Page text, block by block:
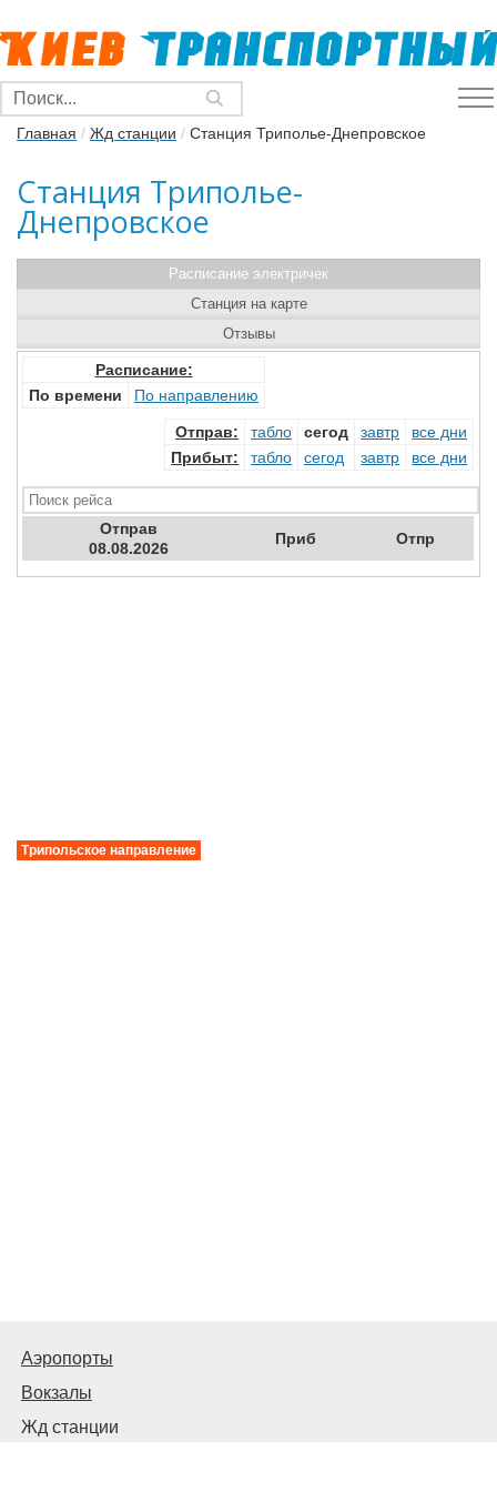
Главная / Жд станции / Станция Триполье-Днепровское
Станция Триполье-
Днепровское
Расписание электричек
Расписание:
По времени
По направлению
Отправ: табло сегод завтр
все дни
Прибыт: табло сегод завтр все дни
Отправ
08.08.2026
Приб Отпр
Станция на карте
Отзывы
Трипольское направление
Аэропорты
Вокзалы
Жд станции